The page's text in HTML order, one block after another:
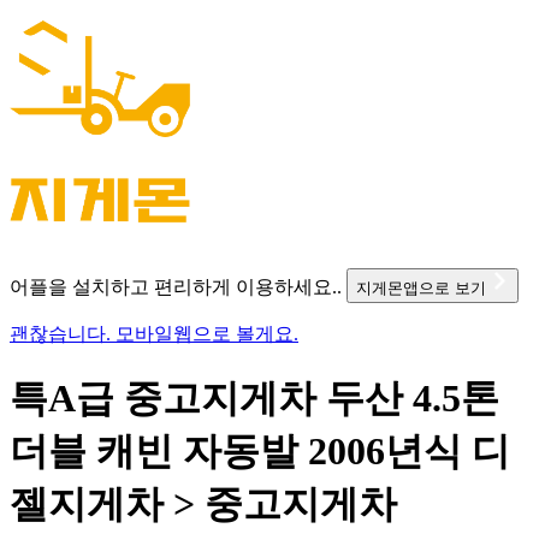
어플을 설치하고 편리하게 이용하세요.. 지게몬앱으로 보기
괜찮습니다. 모바일웹으로 볼게요.
특A급 중고지게차 두산 4.5톤
더블 캐빈 자동발 2006년식 디
젤지게차 > 중고지게차